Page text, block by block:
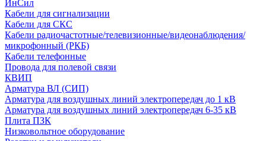
ИнСил
Кабели для сигнализации
Кабели для СКС
Кабели радиочастотные/телевизионные/видеонаблюдения/
микрофонный (РКБ)
Кабели телефонные
Провода для полевой связи
КВИП
Арматура ВЛ (СИП)
Арматура для воздушных линий электропередач до 1 кВ
Арматура для воздушных линий электропередач 6-35 кВ
Плита ПЗК
Низковольтное оборудование